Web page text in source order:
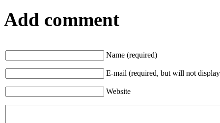
Add comment
Name (required)
E-mail (required, but will not
Website